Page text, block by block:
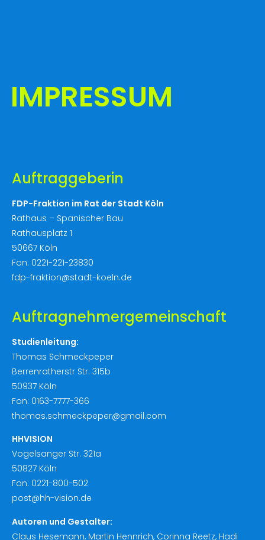
IMPRESSUM
Auftraggeberin
FDP-Fraktion im Rat der Stadt Köln
Rathaus – Spanischer Bau
Rathausplatz 1
50667 Köln
Fon: 0221-221-23830
fdp-fraktion@stadt-koeln.de
Auftragnehmergemeinschaft
Studienleitung:
Thomas Schmeckpeper
Berrenratherstr Str. 315b
50937 Köln
Fon: 0163-7777-366
thomas.schmeckpeper@gmail.com
HHVISION
Vogelsanger Str. 321a
50827 Köln
Fon: 0221-800-502
post@hh-vision.de
Autoren und Gestalter:
Claus Hesemann, Martin Hennrich, Corinna Reetz, Hadi